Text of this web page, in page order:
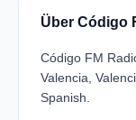
Über Código
Código FM
Valencia,
Spanish.